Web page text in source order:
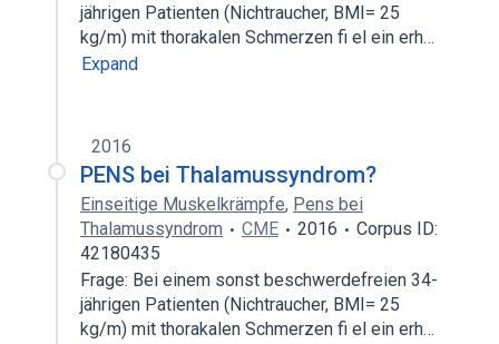
jährigen Patienten (Nichtraucher, BMI= 25
kg/m) mit thorakalen Schmerzen fi el ein erh…
Expand
2016
PENS bei Thalamussyndrom?
Einseitige Muskelkrämpfe, Pens bei
Thalamussyndrom
CME 2016
Corpus ID:
42180435
Frage: Bei einem sonst beschwerdefreien 34-
jährigen Patienten (Nichtraucher, BMI= 25
kg/m) mit thorakalen Schmerzen fi el ein erh…